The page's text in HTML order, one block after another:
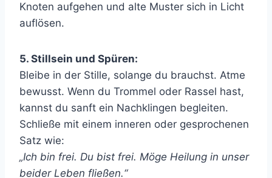
Knoten aufgehen und alte Muster sich in Licht
auflösen.
5. Stillsein und Spüren:
Bleibe in der Stille, solange du brauchst. Atme
bewusst. Wenn du Trommel oder Rassel hast,
kannst du sanft ein Nachklingen begleiten.
Schließe mit einem inneren oder gesprochenen
Satz wie:
„Ich bin frei. Du bist frei. Möge Heilung in unser
beider Leben fließen.“